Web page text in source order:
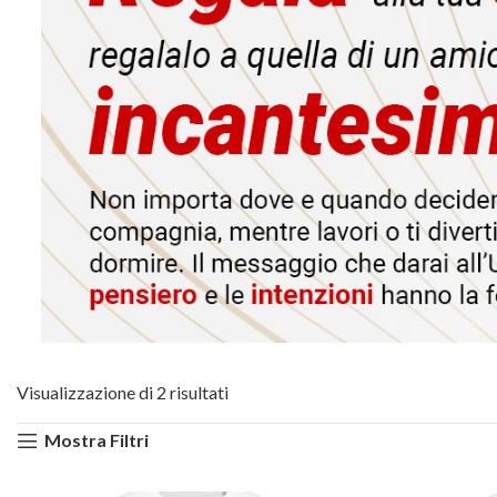
Visualizzazione di 2 risultati
Mostra Filtri